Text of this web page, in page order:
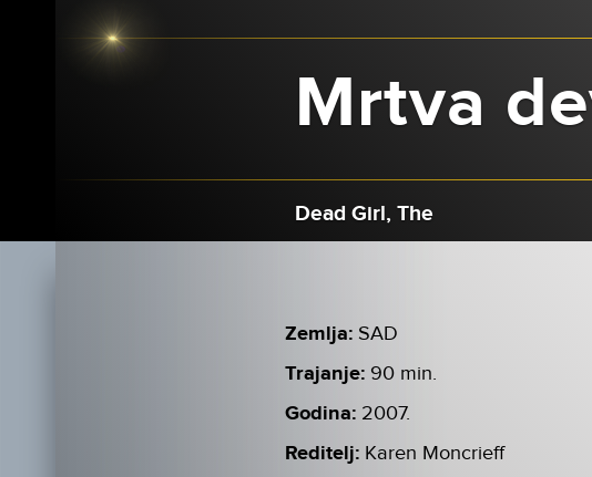
Mrtva
Dead Girl, The
Zemlja: SAD
Trajanje: 90 min.
Godina: 2007.
Reditelj: Karen Moncrieff